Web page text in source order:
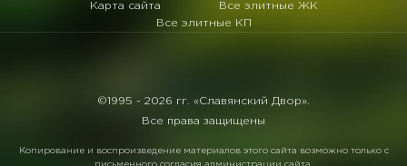
Карта сайта
Все элитные ЖК
Все элитные КП
©1995 - 2026 гг. «Славянский Двор».
Все права защищены
Копирование и воспроизведение материалов этого сайта возможно только с